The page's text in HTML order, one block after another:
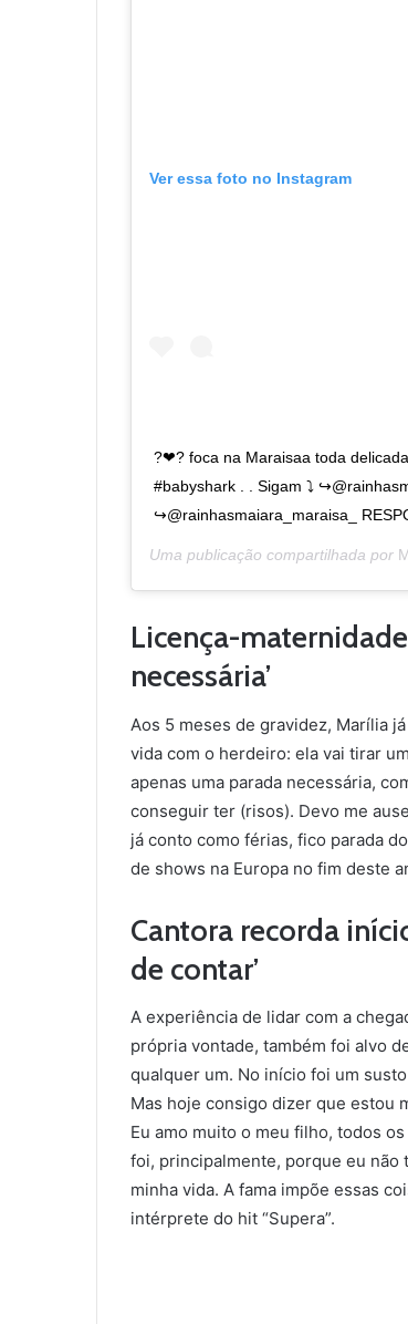
Ver essa foto no Instagram
?❤? foca na Maraisaa toda
#babyshark . . Sigam ⤵️
↪@rainhasmaiara_maraisa_
Uma publicação compartilhada por
Licença-
necessária’
Aos 5 meses de gravidez, Marília
vida com o herdeiro: ela vai tirar
apenas uma parada necessária,
conseguir ter (risos). Devo me
já conto como férias, fico parada
de shows na Europa no fim deste
Cantora recorda
de contar’
A experiência de lidar com a
própria vontade, também foi alvo
qualquer um. No início foi um
Mas hoje consigo dizer que estou
Eu amo muito o meu filho, todos
foi, principalmente, porque eu não
minha vida. A fama impõe essas
intérprete do hit “Supera”.